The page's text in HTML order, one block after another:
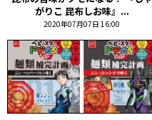
がりこ 昆布しお味』...
2020年07月07日 16:00